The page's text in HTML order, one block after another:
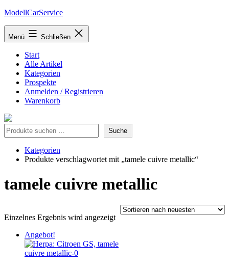
Zum
springen
ModellCarService
Menü Schließen
Start
Alle Artikel
Kategorien
Prospekte
Anmelden / Registrieren
Warenkorb
Suche Suche
Kategorien
Produkte verschlagwortet mit „tamele cuivre metallic“
tamele cuivre metallic
Einzelnes Ergebnis wird angezeigt
Angebot!